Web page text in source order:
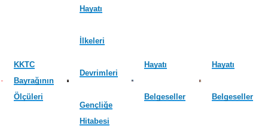
KKTC
Bayrağının
Ölçüleri
Hayatı
İlkeleri
Devrimleri
Gençliğe
Hitabesi
Hayatı
Belgeseller
Hayatı
Belgeseller